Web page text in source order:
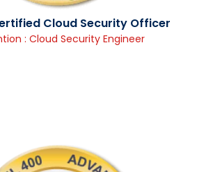
Cloud Security Officer
: Cloud Security Engineer